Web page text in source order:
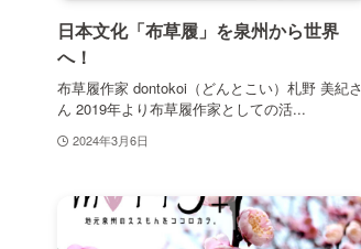
日本文化「布草履」を泉州から世界
へ！
布草履作家 dontokoi（どんとこい）札野 美紀さ
ん 2019年より布草履作家としての活...
2024年3月6日